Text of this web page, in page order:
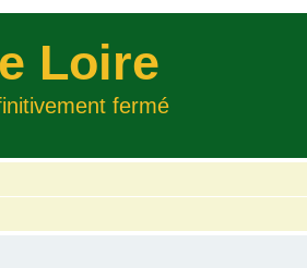
Loire
fermé